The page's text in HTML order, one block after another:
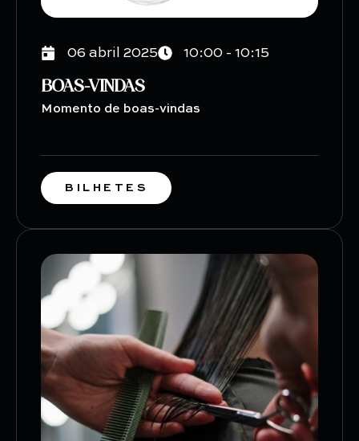
06 abril 2025 10:00 - 10:15
BOAS-VINDAS
Momento de boas-vindas
BILHETES